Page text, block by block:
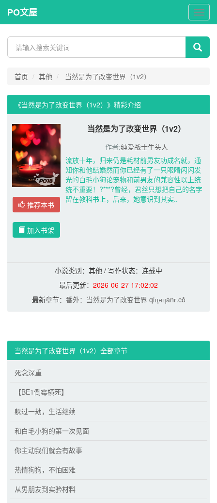
PO
文
PO文屋
首页 其他 当然是为了改变世界（1v2）
《当然是为了改变世界（1v2）》精彩介绍
推荐本书
加入书架
当然是为了改变世界（1v2）
作者:纯爱战士牛头人
流放十年，归来仍是耗材前男友功成名就，通
知你和他结婚然而你已经有了一只眼睛闪闪发
光的白毛小狗论宠物和前男友的兼容性以上统
统不重要！?***?曾经，君丝只想把自己的名字
留在教科书上，后来，她意识到其实..
小说类别：其他 / 写作状态：连载中
最后更新： 2026-06-27 17:02:02
最新章节： 番外：当然是为了改变世界 qiцнцanг.cǒ
当然是为了改变世界（1v2）全部章节
死念深重
【BE1倒霉横死】
躲过一劫，生活继续
和白毛小狗的第一次见面
你主动我们就会有故事
热情狗狗，不怕困难
从男朋友到实验材料